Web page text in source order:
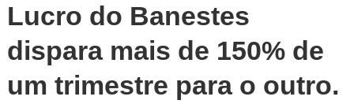
Lucro do Banestes
dispara mais de 150% de
um trimestre para o outro.